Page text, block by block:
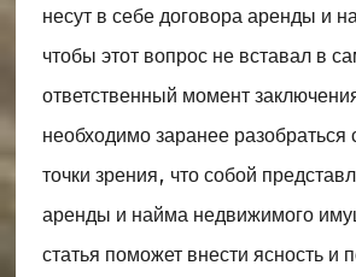
несут в себе договора аренды и
чтобы этот вопрос не вставал в
ответственный момент
необходимо заранее разобраться
точки зрения, что собой
аренды и найма недвижимого
статья поможет внести ясность и